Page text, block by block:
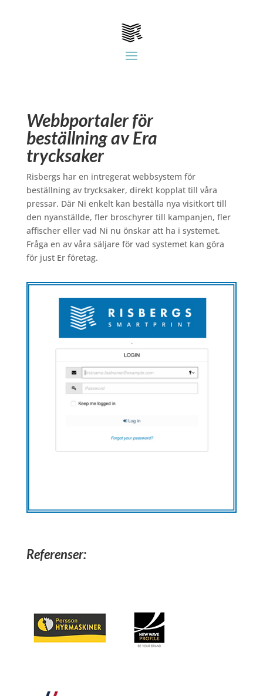
Webbportaler för
beställning av Era
trycksaker
Risbergs har en intregerat webbsystem för
beställning av trycksaker, direkt kopplat till våra
pressar. Där Ni enkelt kan beställa nya visitkort till
den nyanställde, fler broschyrer till kampanjen, fler
affischer eller vad Ni nu önskar att ha i systemet.
Fråga en av våra säljare för vad systemet kan göra
för just Er företag.
Referenser: